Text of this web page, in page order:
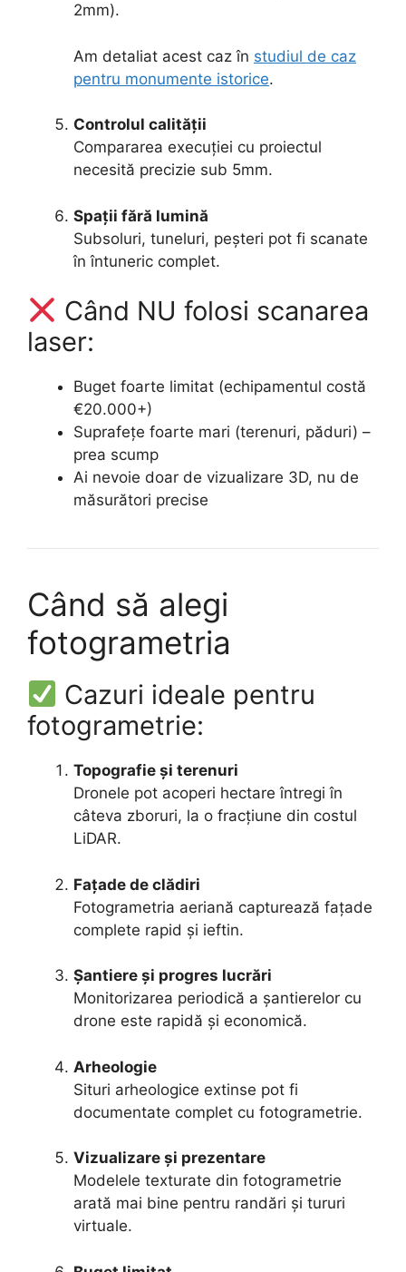
2mm).
Am detaliat acest caz în studiul de caz
pentru monumente istorice.
Controlul calității
Compararea execuției cu proiectul
necesită precizie sub 5mm.
Spații fără lumină
Subsoluri, tuneluri, peșteri pot fi scanate
în întuneric complet.
Când NU folosi scanarea
laser:
Buget foarte limitat (echipamentul costă
€20.000+)
Suprafețe foarte mari (terenuri, păduri) –
prea scump
Ai nevoie doar de vizualizare 3D, nu de
măsurători precise
Când să alegi
fotogrametria
Cazuri ideale pentru
fotogrametrie:
Topografie și terenuri
Dronele pot acoperi hectare întregi în
câteva zboruri, la o fracțiune din costul
LiDAR.
Fațade de clădiri
Fotogrametria aeriană capturează fațade
complete rapid și ieftin.
Șantiere și progres lucrări
Monitorizarea periodică a șantierelor cu
drone este rapidă și economică.
Arheologie
Situri arheologice extinse pot fi
documentate complet cu fotogrametrie.
Vizualizare și prezentare
Modelele texturate din fotogrametrie
arată mai bine pentru randări și tururi
virtuale.